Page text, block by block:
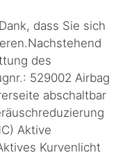
dass Sie sich
des
529002 Airbag
abschaltbar
Aktive
Kurvenlicht